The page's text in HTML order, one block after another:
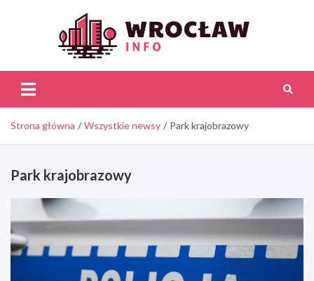
Strona główna Wszystkie newsy Park krajobrazowy
Park krajobrazowy